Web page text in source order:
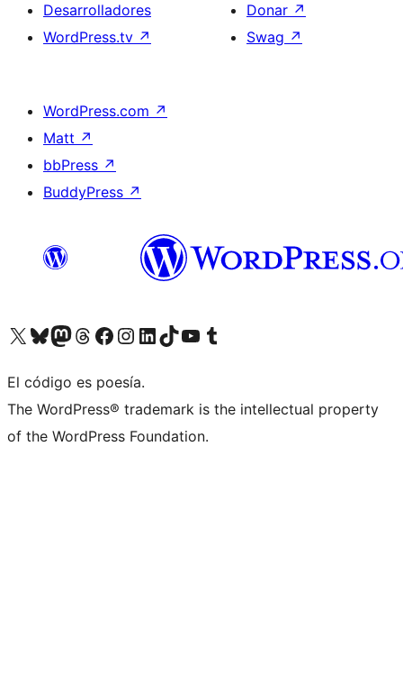
Desarrolladores
WordPress.tv ↗
Donar ↗
Swag ↗
WordPress.com ↗
Matt ↗
bbPress ↗
BuddyPress ↗
Visitá nuestra cuenta de X (anteriormente Twitter)
Visitá nuestra cuenta de Bluesky
Visitá nuestra cuenta de Mastodon
Visitá nuestra cuenta de Threads
Visitá nuestra página de Facebook
Visitá nuestra cuenta de Instagram
Visitá nuestra cuenta de LinkedIn
Visitá nuestra cuenta de TikTok
Visitá nuestro canal de YouTube
Visitá nuestra cuenta de Tumblr
El código es poesía.
The WordPress® trademark is the intellectual property
of the WordPress Foundation.